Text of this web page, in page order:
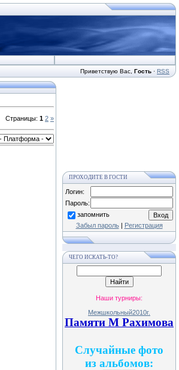
Приветствую Вас Гость · RSS
Страницы: 1 2 »
ПРОХОДИТЕ В ГОСТИ
Логин:
Пароль:
запомнить
Забыл пароль| Регистрация
ЧЕГО ИСКАТЬ-ТО?
Наши турниры:
Межшкольный2010г.
Памяти М Рахимова
Случайные фото
из альбомов: